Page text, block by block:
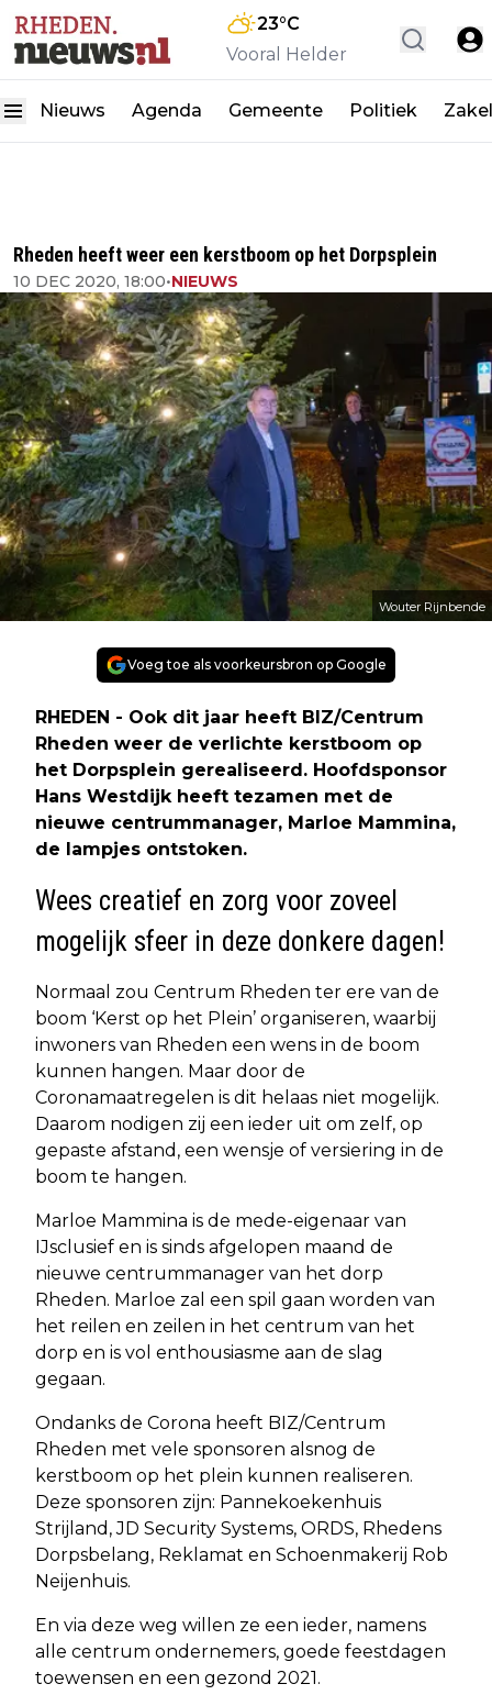
23°C
Vooral Helder
Nieuws Agenda Gemeente Politiek
Rheden heeft weer een kerstboom op het Dorpsplein
10 DEC 2020, 18:00•NIEUWS
Wouter Rijnbende
Voeg toe als voorkeursbron op Google
RHEDEN - Ook dit jaar heeft BIZ/Centrum
Rheden weer de verlichte kerstboom op
het Dorpsplein gerealiseerd. Hoofdsponsor
Hans Westdijk heeft tezamen met de
nieuwe centrummanager, Marloe Mammina,
de lampjes ontstoken.
Wees creatief en zorg voor zoveel
mogelijk sfeer in deze donkere dagen!
Normaal zou Centrum Rheden ter ere van de
boom ‘Kerst op het Plein’ organiseren, waarbij
inwoners van Rheden een wens in de boom
kunnen hangen. Maar door de
Coronamaatregelen is dit helaas niet mogelijk.
Daarom nodigen zij een ieder uit om zelf, op
gepaste afstand, een wensje of versiering in de
boom te hangen.
Marloe Mammina is de mede-eigenaar van
IJsclusief en is sinds afgelopen maand de
nieuwe centrummanager van het dorp
Rheden. Marloe zal een spil gaan worden van
het reilen en zeilen in het centrum van het
dorp en is vol enthousiasme aan de slag
gegaan.
Ondanks de Corona heeft BIZ/Centrum
Rheden met vele sponsoren alsnog de
kerstboom op het plein kunnen realiseren.
Deze sponsoren zijn: Pannekoekenhuis
Strijland, JD Security Systems, ORDS, Rhedens
Dorpsbelang, Reklamat en Schoenmakerij Rob
Neijenhuis.
En via deze weg willen ze een ieder, namens
alle centrum ondernemers, goede feestdagen
toewensen en een gezond 2021.